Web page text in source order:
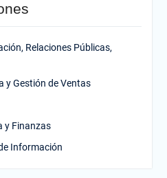
Relaciones Públicas,
y Gestión de Ventas
y Finanzas
Información